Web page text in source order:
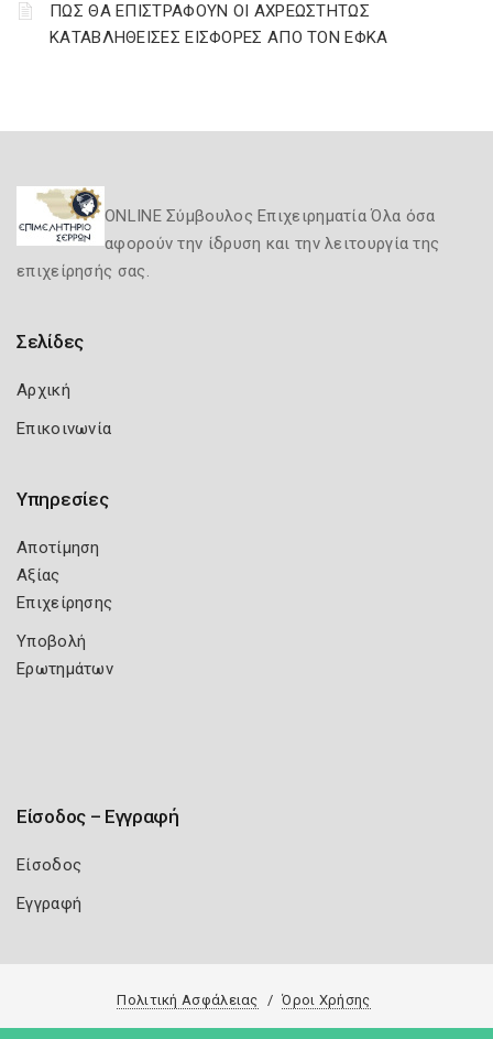
ΠΩΣ ΘΑ ΕΠΙΣΤΡΑΦΟΥΝ ΟΙ ΑΧΡΕΩΣΤΗΤΩΣ
ΚΑΤΑΒΛΗΘΕΙΣΕΣ ΕΙΣΦΟΡΕΣ ΑΠΟ ΤΟΝ ΕΦΚΑ
ONLINE Σύμβουλος Επιχειρηματία Όλα όσα
αφορούν την ίδρυση και την λειτουργία της
επιχείρησής σας.
Σελίδες
Αρχική
Επικοινωνία
Υπηρεσίες
Αποτίμηση
Αξίας
Επιχείρησης
Υποβολή
Ερωτημάτων
Είσοδος – Εγγραφή
Είσοδος
Εγγραφή
Πολιτική Ασφάλειας Όροι Χρήσης
Copyright 2026 Knowledge A.E.